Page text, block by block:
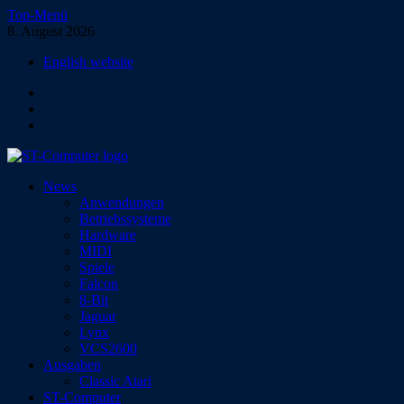
Zum
Inhalt
Top-Menü
8. August 2026
English website
ST-Computer
Das Magazin für Atari-Computer und -Konsolen
News
Anwendungen
Betriebssysteme
Hardware
MIDI
Spiele
Falcon
8-Bit
Jaguar
Lynx
VCS2600
Ausgaben
Classic Atari
ST-Computer